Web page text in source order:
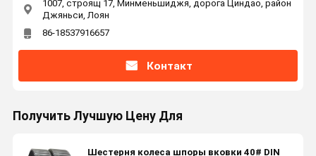
1007, строящ 17, Минменьшиджя, дорога Циндао, район
Джяньси, Лоян
86-18537916657
Контакт
Получить Лучшую Цену Для
Шестерня колеса шпоры вковки 40# DIN